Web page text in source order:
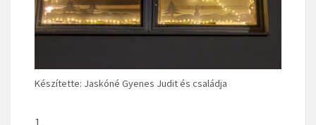
Készítette: Jaskóné Gyenes Judit és családja